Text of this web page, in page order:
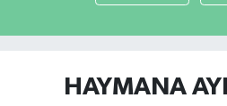
HAYMANA